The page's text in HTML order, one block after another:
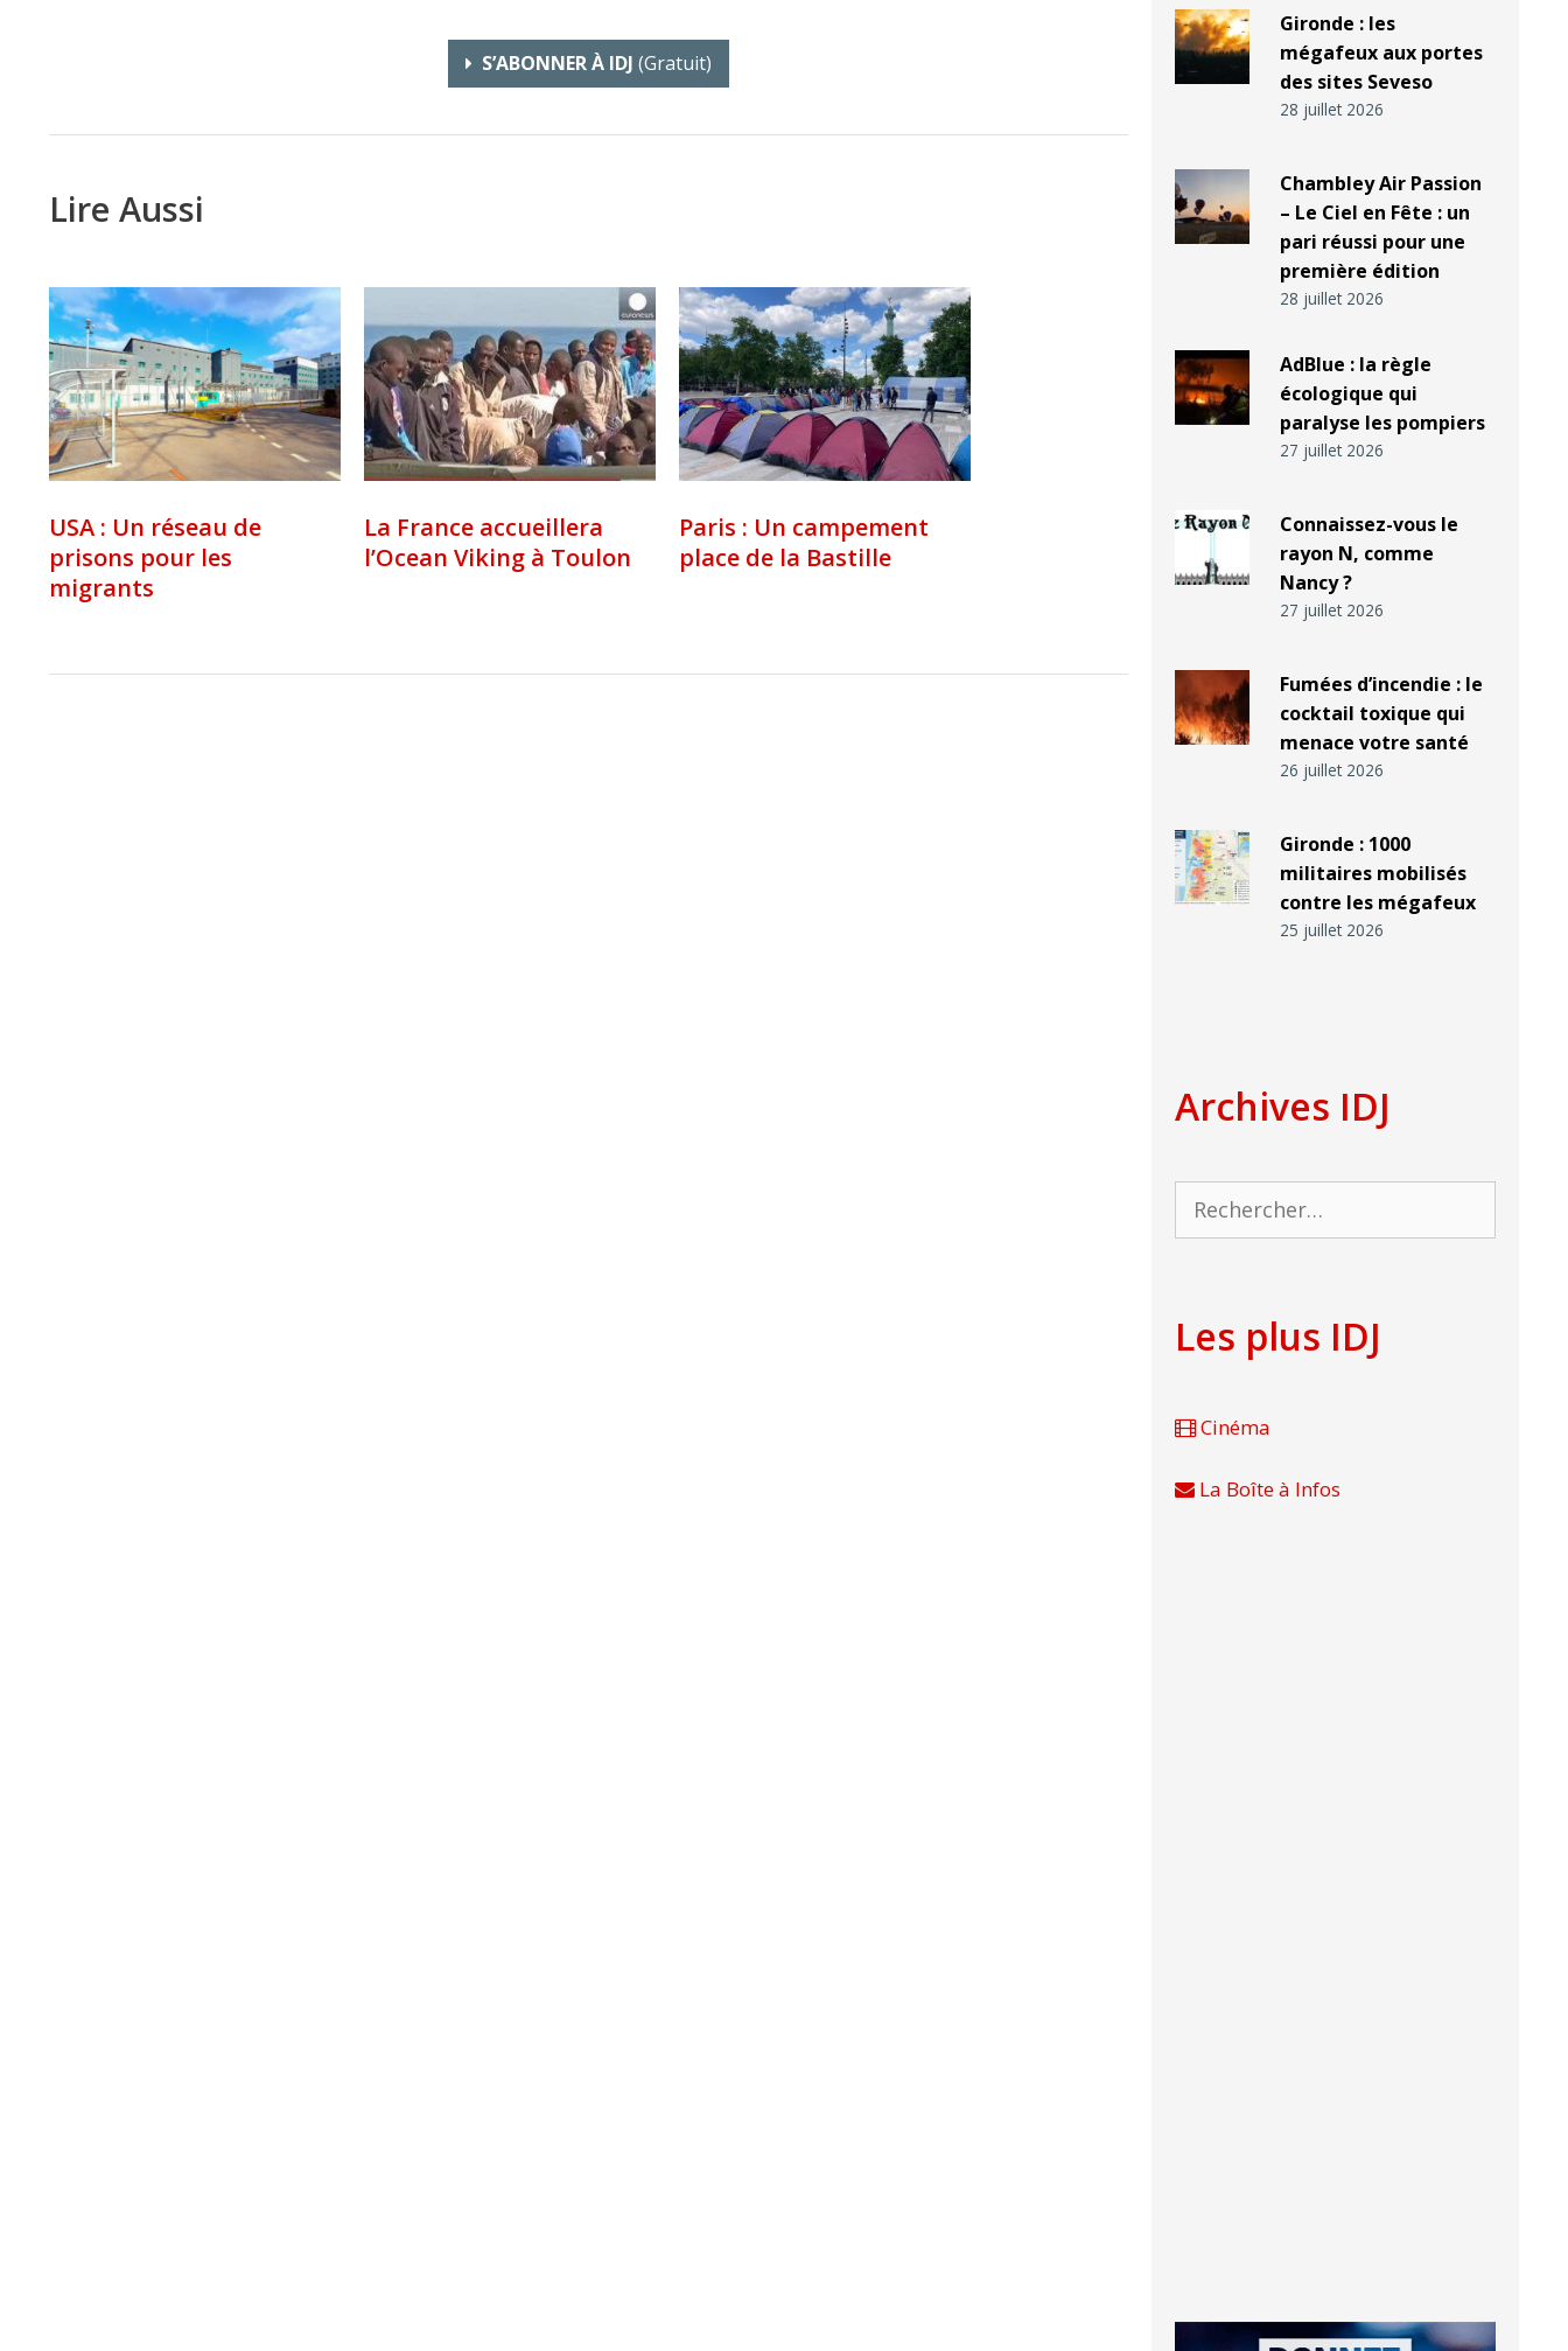
S’ABONNER À IDJ (gratuit)
Lire Aussi
USA : Un réseau de
prisons pour les
migrants
La France accueillera
l’Ocean Viking à Toulon
Paris : Un campement
place de la Bastille
Gironde : les
mégafeux aux portes
des sites Seveso
28 juillet 2026
Chambley Air Passion
– Le Ciel en Fête : un
pari réussi pour une
première édition
28 juillet 2026
AdBlue : la règle
écologique qui
paralyse les pompiers
27 juillet 2026
Connaissez-vous le
rayon N, comme
Nancy ?
27 juillet 2026
Fumées d’incendie : le
cocktail toxique qui
menace votre santé
26 juillet 2026
Gironde : 1000
militaires mobilisés
contre les mégafeux
25 juillet 2026
Archives IDJ
Rechercher :
Les plus IDJ
Cinéma
La Boîte à Infos